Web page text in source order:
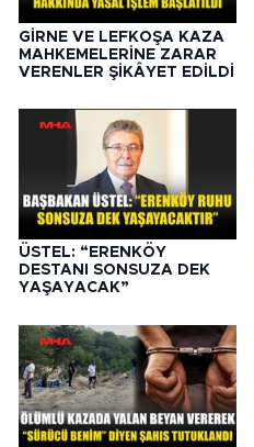
GİRNE VE LEFKOŞA KAZA
MAHKEMELERİNE ZARAR
VERENLER ŞİKÂYET EDİLDİ
ÜSTEL: “ERENKÖY
DESTANI SONSUZA DEK
YAŞAYACAK”